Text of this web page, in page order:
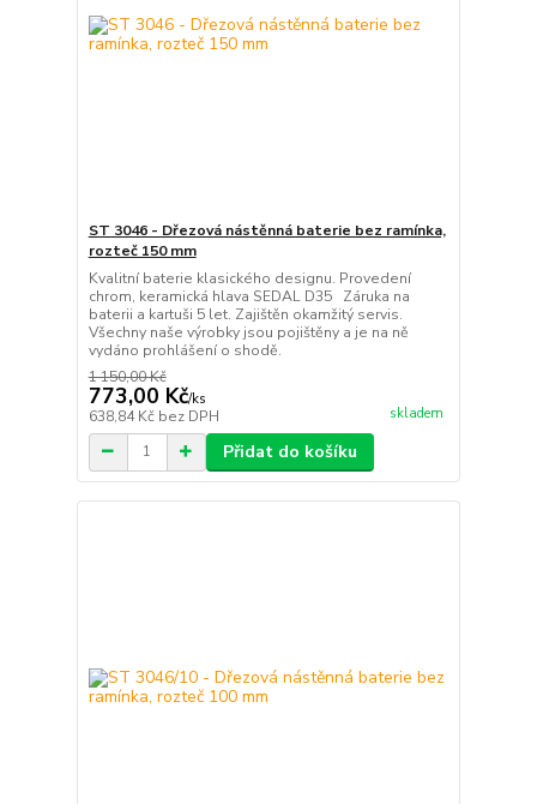
ST 3046 - Dřezová nástěnná baterie bez ramínka,
rozteč 150 mm
Kvalitní baterie klasického designu. Provedení
chrom, keramická hlava SEDAL D35 Záruka na
baterii a kartuši 5 let. Zajištěn okamžitý servis.
Všechny naše výrobky jsou pojištěny a je na ně
vydáno prohlášení o shodě.
1 150,00 Kč
773,00 Kč/ks
638,84 Kč bez DPH skladem
Přidat do košíku